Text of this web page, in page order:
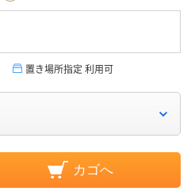
置き場所指定 利用可
カゴへ